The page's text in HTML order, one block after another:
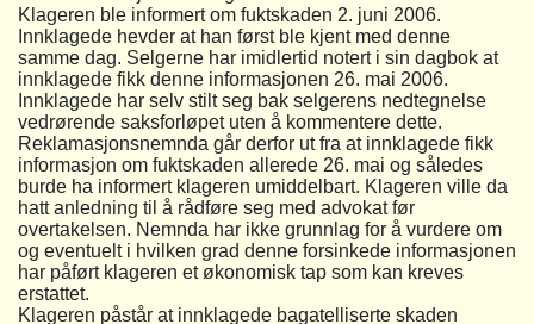
Klageren ble informert om fuktskaden 2. juni 2006.
Innklagede hevder at han først ble kjent med denne
samme dag. Selgerne har imidlertid notert i sin dagbok at
innklagede fikk denne informasjonen 26. mai 2006.
Innklagede har selv stilt seg bak selgerens nedtegnelse
vedrørende saksforløpet uten å kommentere dette.
Reklamasjonsnemnda går derfor ut fra at innklagede fikk
informasjon om fuktskaden allerede 26. mai og således
burde ha informert klageren umiddelbart. Klageren ville da
hatt anledning til å rådføre seg med advokat før
overtakelsen. Nemnda har ikke grunnlag for å vurdere om
og eventuelt i hvilken grad denne forsinkede informasjonen
har påført klageren et økonomisk tap som kan kreves
erstattet.
Klageren påstår at innklagede bagatelliserte skaden